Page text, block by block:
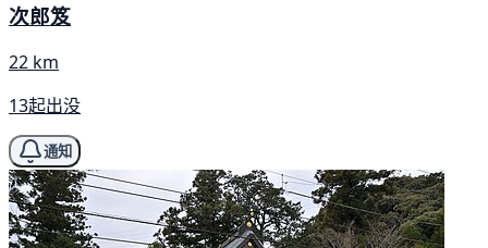
次郎笈
22 km
13起出没
通知